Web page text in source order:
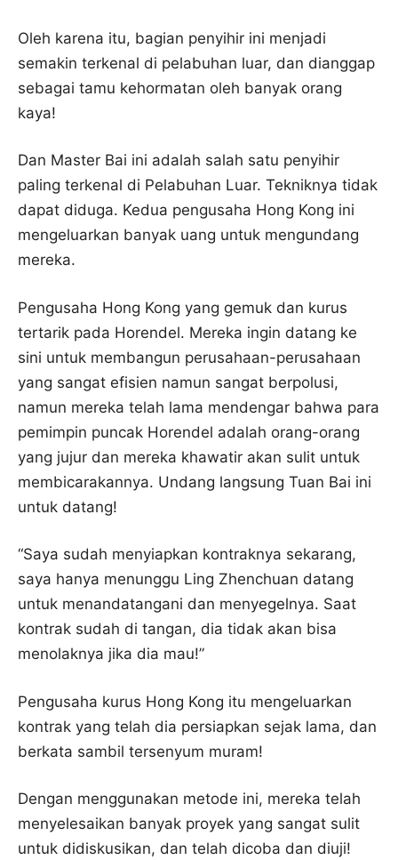
Oleh karena itu, bagian penyihir ini menjadi
semakin terkenal di pelabuhan luar, dan dianggap
sebagai tamu kehormatan oleh banyak orang
kaya!
Dan Master Bai ini adalah salah satu penyihir
paling terkenal di Pelabuhan Luar. Tekniknya tidak
dapat diduga. Kedua pengusaha Hong Kong ini
mengeluarkan banyak uang untuk mengundang
mereka.
Pengusaha Hong Kong yang gemuk dan kurus
tertarik pada Horendel. Mereka ingin datang ke
sini untuk membangun perusahaan-perusahaan
yang sangat efisien namun sangat berpolusi,
namun mereka telah lama mendengar bahwa para
pemimpin puncak Horendel adalah orang-orang
yang jujur ​​dan mereka khawatir akan sulit untuk
membicarakannya. Undang langsung Tuan Bai ini
untuk datang!
“Saya sudah menyiapkan kontraknya sekarang,
saya hanya menunggu Ling Zhenchuan datang
untuk menandatangani dan menyegelnya. Saat
kontrak sudah di tangan, dia tidak akan bisa
menolaknya jika dia mau!”
Pengusaha kurus Hong Kong itu mengeluarkan
kontrak yang telah dia persiapkan sejak lama, dan
berkata sambil tersenyum muram!
Dengan menggunakan metode ini, mereka telah
menyelesaikan banyak proyek yang sangat sulit
untuk didiskusikan, dan telah dicoba dan diuji!